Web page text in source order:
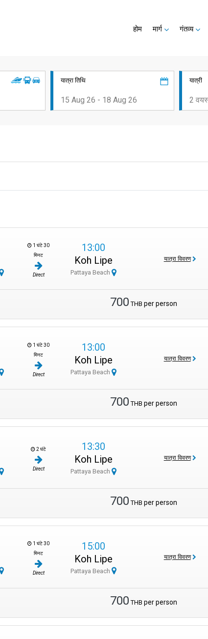
होम मार्ग गंतव्य
यात्रा तिथि यात्री
1 घंटे 30
मिनट
Direct
13:00
Koh Lipe
Pattaya Beach
यात्रा विवरण
700 THB per person
1 घंटे 30
मिनट
Direct
13:00
Koh Lipe
Pattaya Beach
यात्रा विवरण
700 THB per person
2 घंटे
Direct
13:30
Koh Lipe
Pattaya Beach
यात्रा विवरण
700 THB per person
1 घंटे 30
मिनट
Direct
15:00
Koh Lipe
Pattaya Beach
यात्रा विवरण
700 THB per person